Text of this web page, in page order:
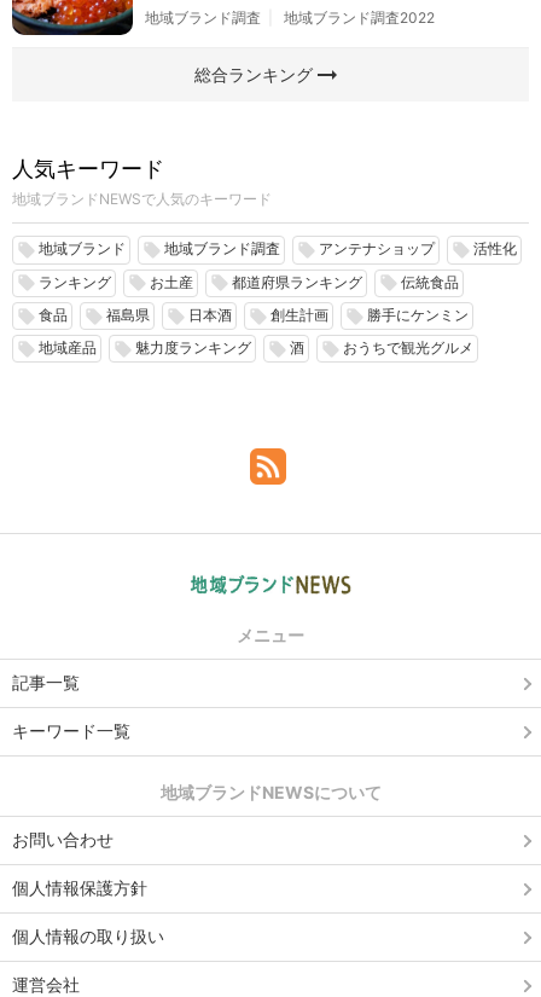
地域ブランド調査 地域ブランド調査2022
総合ランキングarrow_right_alt
人気キーワード
地域ブランドNEWSで人気のキーワード
local_offer 地域ブランド local_offer 地域ブランド調査 local_offer アンテナショップ local_offer 活性化
local_offer ランキング local_offer お土産 local_offer 都道府県ランキング local_offer 伝統食品
local_offer 食品 local_offer 福島県 local_offer 日本酒 local_offer 創生計画 local_offer 勝手にケンミン
local_offer 地域産品 local_offer 魅力度ランキング local_offer 酒 local_offer おうちで観光グルメ
メニュー
記事一覧
キーワード一覧
地域ブランドNEWSについて
お問い合わせ
個人情報保護方針
個人情報の取り扱い
運営会社